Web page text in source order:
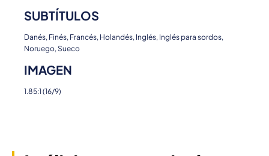
SUBTÍTULOS
Danés, Finés, Francés, Holandés, Inglés, Inglés para sordos,
Noruego, Sueco
IMAGEN
1.85:1 (16/9)